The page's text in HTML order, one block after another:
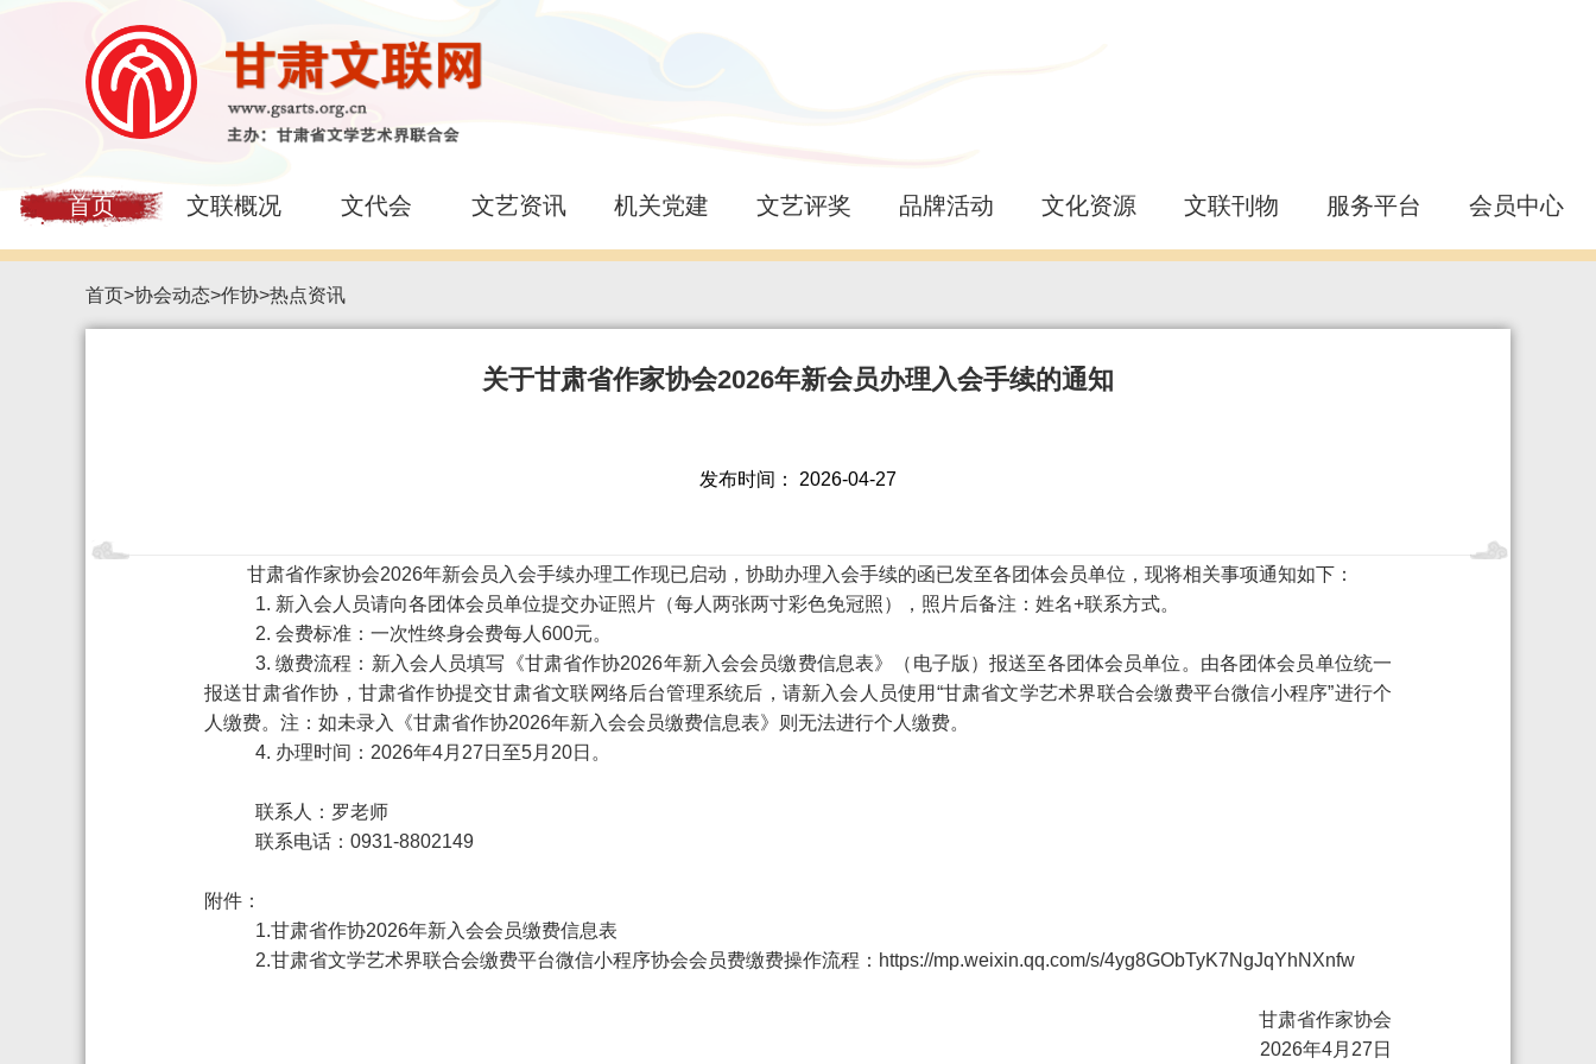
首页 文联概况 文代会 文艺资讯 机关党建 文艺评奖 品牌活动 文化资源 文联刊物 服务平台 会员中心
首页>协会动态>作协>热点资讯
关于甘肃省作家协会2026年新会员办理入会手续的通知
发布时间： 2026-04-27
甘肃省作家协会2026年新会员入会手续办理工作现已启动，协助办理入会手续的函已发至各团体会员单位，现将相关事项通知如下：
1. 新入会人员请向各团体会员单位提交办证照片（每人两张两寸彩色免冠照），照片后备注：姓名+联系方式。
2. 会费标准：一次性终身会费每人 600元。
3. 缴费流程：新入会人员填写《甘肃省作协2026年新入会会员缴费信息表》（电子版）报送至各团体会员单位。由各团体会员单位统一
报送甘肃省作协，甘肃省作协提交甘肃省文联网络后台管理系统后，请新入会人员使用 “甘肃省文学艺术界联合会缴费平台微信小程序”进行个
人缴费。注：如未录入《甘肃省作协2026年新入会会员缴费信息表》则无法进行个人缴费。
4. 办理时间： 2026年4月 27 日至5月 20日。
联系人：罗老师
联系电话： 0931-8802149
附件：
1.甘肃省作协2026年新入会会员缴费信息表
2.甘肃省文学艺术界联合会缴费平台微信小程序协会会员费缴费操作流程： https://mp.weixin.qq.com/s/4yg8GObTyK7NgJqYhNXnfw
甘肃省作家协会
2026年4月 27 日